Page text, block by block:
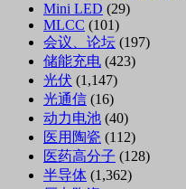
Mini LED (29)
MLCC (101)
会议、论坛 (197)
储能充电 (423)
光伏 (1,147)
光通信 (16)
动力电池 (40)
医用陶瓷 (112)
医药高分子 (128)
半导体 (1,362)